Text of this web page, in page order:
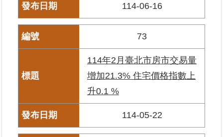
臺
北
通
私
權
訊
安
全
114-06-16
73
114年2月臺北市房市交易量
增加21.3% 住宅價格指數上
升0.1 %
114-05-22